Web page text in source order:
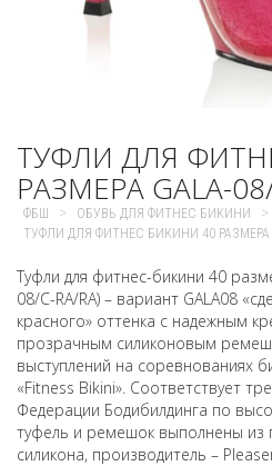
ТУФЛИ ДЛЯ
РАЗМЕРА GALA-
ФБШ > ОБУВЬ ДЛЯ ФИТНЕС БИКИНИ >
ТУФЛИ ДЛЯ ФИТНЕС БИКИНИ 40 РАЗМЕРА
Туфли для фитнес-бикини 40
08/C-RA/RA) – вариант GALA08
красного» оттенка с надежным
прозрачным силиконовым
выступлений на соревнованиях
«Fitness Bikini». Соответствует
Федерации Бодибилдинга по
туфель и ремешок выполнены из
силикона, производитель –